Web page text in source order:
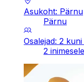
Asukoht: Pärnu
Pärnu
Osalejad: 2
2 inimesele